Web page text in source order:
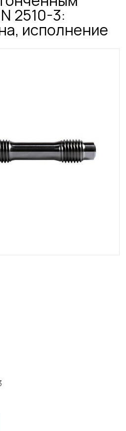
2510-3:
исполнение